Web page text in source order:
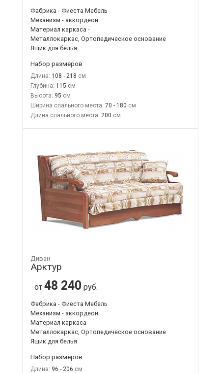
Фабрика - Фиеста Мебель
Механизм - аккордеон
Материал каркаса -
Металлокаркас, Ортопедическое основание
Ящик для белья
Набор размеров
Длина: 108 - 218
Глубина: 115
Высота: 95
Ширина спального места: 70 - 180
Длина спального места: 200
Диван
Арктур
от 48 240 руб.
Фабрика - Фиеста Мебель
Механизм - аккордеон
Материал каркаса -
Металлокаркас, Ортопедическое основание
Ящик для белья
Набор размеров
Длина: 96 - 206